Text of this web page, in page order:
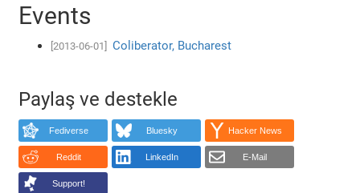
Events
[2013-06-01] Coliberator, Bucharest
Paylaş ve destekle
Fediverse Bluesky Hacker News
Reddit LinkedIn E-Mail
Support!